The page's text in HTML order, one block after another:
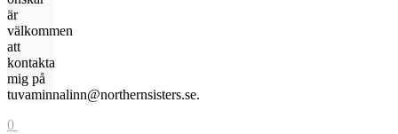
är
välkommen
att
kontakta
mig på
tuvaminnalinn@northernsisters.se.
0